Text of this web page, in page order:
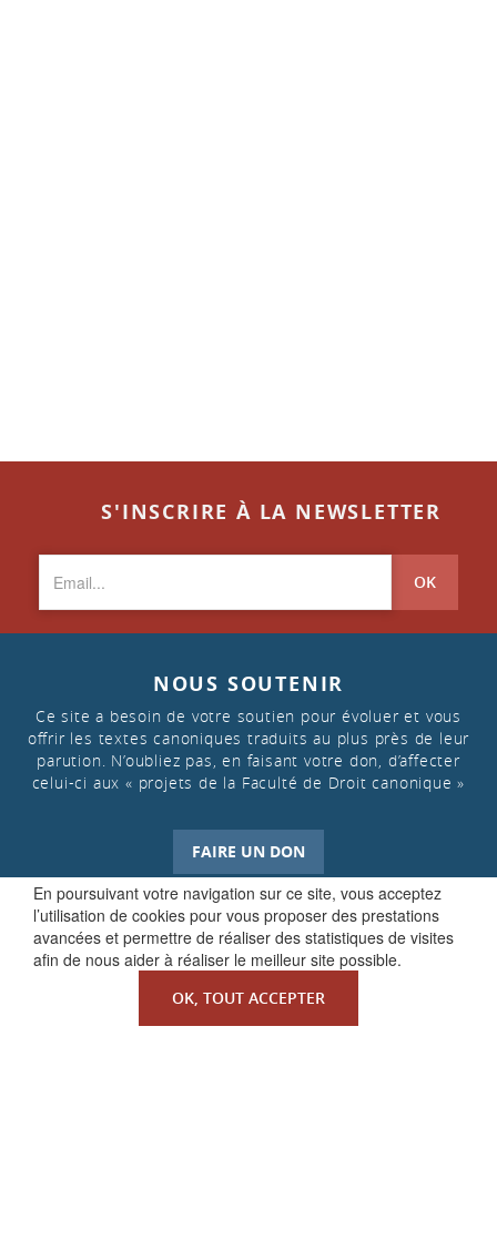
En poursuivant votre navigation sur ce site, vous acceptez
l’utilisation de cookies pour vous proposer des prestations
avancées et permettre de réaliser des statistiques de visites
afin de nous aider à réaliser le meilleur site possible.
OK, TOUT ACCEPTER
S'INSCRIRE À LA NEWSLETTER
OK
NOUS SOUTENIR
Ce site a besoin de votre soutien pour évoluer et vous
offrir les textes canoniques traduits au plus près de leur
parution. N’oubliez pas, en faisant votre don, d’affecter
celui-ci aux « projets de la Faculté de Droit canonique »
FAIRE UN DON